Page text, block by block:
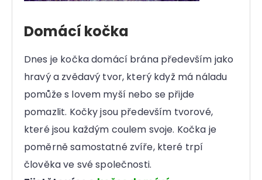
Domácí kočka
Dnes je kočka domácí brána především jako
hravý a zvědavý tvor, který když má náladu
pomůže s lovem myší nebo se přijde
pomazlit. Kočky jsou především tvorové,
které jsou každým coulem svoje. Kočka je
poměrně samostatné zvíře, které trpí
člověka ve své společnosti.